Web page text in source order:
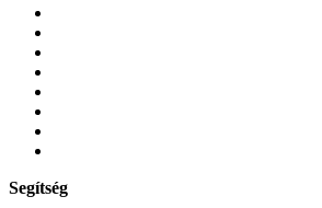
Segítség